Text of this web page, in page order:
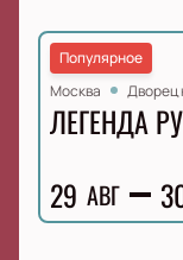
Популярное
Москва
Дворец
ЛЕГЕНДА
29 АВГ